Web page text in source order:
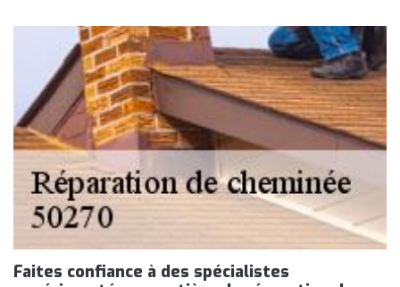
Faites confiance à des spécialistes